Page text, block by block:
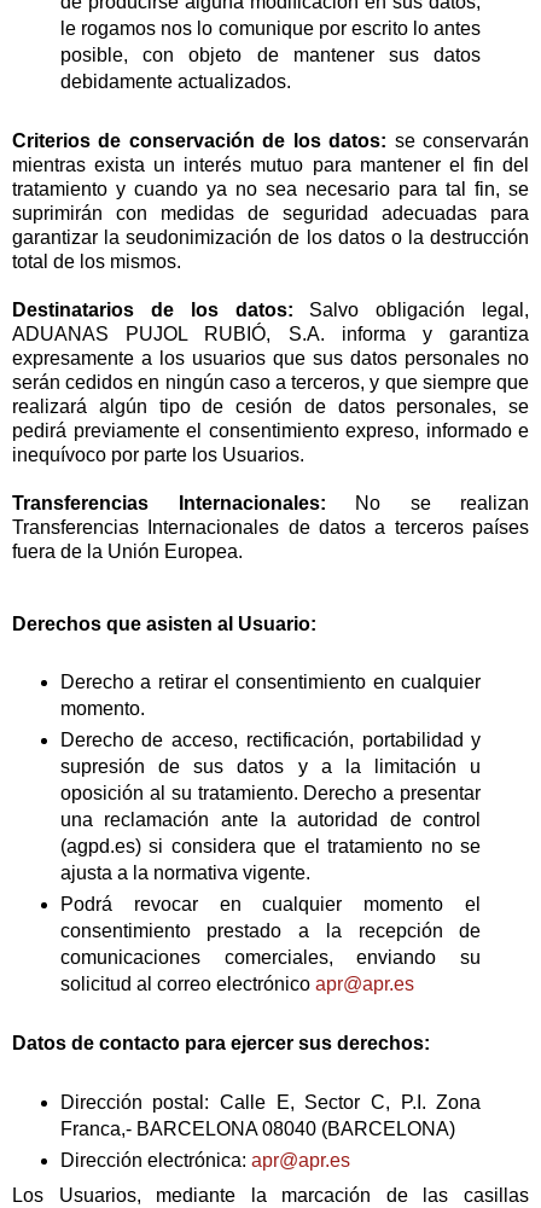
le rogamos nos lo comunique por escrito lo antes
posible, con objeto de mantener sus datos
debidamente actualizados.
Criterios de conservación de los datos: se conservarán
mientras exista un interés mutuo para mantener el fin del
tratamiento y cuando ya no sea necesario para tal fin, se
suprimirán con medidas de seguridad adecuadas para
garantizar la seudonimización de los datos o la destrucción
total de los mismos.
Destinatarios de los datos: Salvo obligación legal,
ADUANAS PUJOL RUBIÓ, S.A. informa y garantiza
expresamente a los usuarios que sus datos personales no
serán cedidos en ningún caso a terceros, y que siempre que
realizará algún tipo de cesión de datos personales, se
pedirá previamente el consentimiento expreso, informado e
inequívoco por parte los Usuarios.
Transferencias Internacionales:
No se realizan
Transferencias Internacionales de datos a terceros países
fuera de la Unión Europea.
Derechos que asisten al Usuario:
Derecho a retirar el consentimiento en cualquier
momento.
Derecho de acceso, rectificación, portabilidad y
supresión de sus datos y a la limitación u
oposición al su tratamiento. Derecho a presentar
una reclamación ante la autoridad de control
(agpd.es) si considera que el tratamiento no se
ajusta a la normativa vigente.
Podrá revocar en cualquier momento el
consentimiento prestado a la recepción de
comunicaciones comerciales, enviando su
solicitud al correo electrónico apr@apr.es
Datos de contacto para ejercer sus derechos:
Dirección postal: Calle E, Sector C, P.I. Zona
Franca,- BARCELONA 08040 (BARCELONA)
Dirección electrónica: apr@apr.es
Los Usuarios, mediante la marcación de las casillas